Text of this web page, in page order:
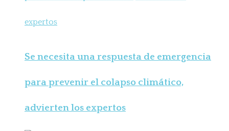
Se necesita una respuesta de emergencia
para prevenir el colapso climático,
advierten los expertos